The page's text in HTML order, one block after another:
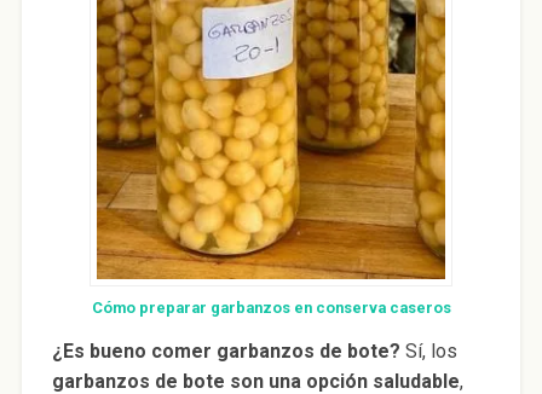
Cómo preparar garbanzos en conserva caseros
¿Es bueno comer garbanzos de bote? Sí, los
garbanzos de bote son una opción saludable,